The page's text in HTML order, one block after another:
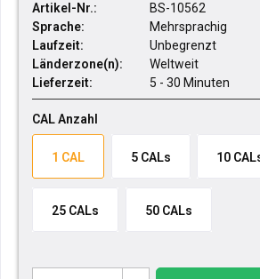
Artikel-Nr.:
BS-10562
Sprache:
Mehrsprachig
Laufzeit:
Unbegrenzt
Länderzone(n):
Weltweit
Lieferzeit:
5 - 30 Minuten
CAL Anzahl
1 CAL 5 CALs 10
25 CALs 50 CALs